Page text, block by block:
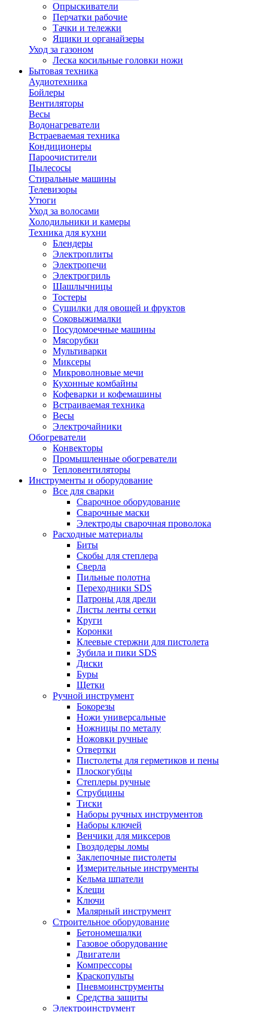
Опрыскиватели
Перчатки рабочие
Тачки и тележки
Ящики и органайзеры
Уход за газоном
Леска косильные головки ножи
Бытовая техника
Аудиотехника
Бойлеры
Вентиляторы
Весы
Водонагреватели
Встраеваемая техника
Кондиционеры
Пароочистители
Пылесосы
Стиральные машины
Телевизоры
Утюги
Уход за волосами
Холодильники и камеры
Техника для кухни
Блендеры
Электроплиты
Электропечи
Электрогриль
Шашлычницы
Тостеры
Сушилки для овощей и фруктов
Соковыжималки
Посудомоечные машины
Мясорубки
Мультиварки
Миксеры
Микроволновые мечи
Кухонные комбайны
Кофеварки и кофемашины
Встраиваемая техника
Весы
Электрочайники
Обогреватели
Конвекторы
Промышленные обогреватели
Тепловентиляторы
Инструменты и оборудование
Все для сварки
Сварочное оборудование
Сварочные маски
Электроды сварочная проволока
Расходные материалы
Биты
Скобы для степлера
Сверла
Пильные полотна
Переходники SDS
Патроны для дрели
Листы ленты сетки
Круги
Коронки
Клеевые стержни для пистолета
Зубила и пики SDS
Диски
Буры
Щетки
Ручной инструмент
Бокорезы
Ножи универсальные
Ножницы по металу
Ножовки ручные
Отвертки
Пистолеты для герметиков и пены
Плоскогубцы
Степлеры ручные
Струбцины
Тиски
Наборы ручных инструментов
Наборы ключей
Венчики для миксеров
Гвоздодеры ломы
Заклепочные пистолеты
Измерительные инструменты
Кельма шпатели
Клещи
Ключи
Малярный инструмент
Строительное оборудование
Бетономешалки
Газовое оборудование
Двигатели
Компрессоры
Краскопульты
Пневмоинструменты
Средства защиты
Электроинструмент